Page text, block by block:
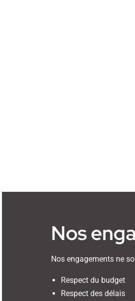
Nos
Nos engagements ne
Respect du budget
Respect des délais